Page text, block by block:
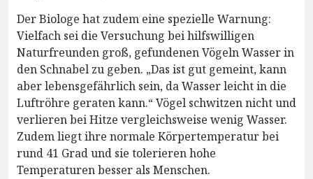
Der Biologe hat zudem eine spezielle Warnung:
Vielfach sei die Versuchung bei hilfswilligen
Naturfreunden groß, gefundenen Vögeln Wasser in
den Schnabel zu geben. „Das ist gut gemeint, kann
aber lebensgefährlich sein, da Wasser leicht in die
Luftröhre geraten kann.“ Vögel schwitzen nicht und
verlieren bei Hitze vergleichsweise wenig Wasser.
Zudem liegt ihre normale Körpertemperatur bei
rund 41 Grad und sie tolerieren hohe
Temperaturen besser als Menschen.